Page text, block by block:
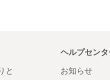
と
ヘルプセンタ
お知らせ